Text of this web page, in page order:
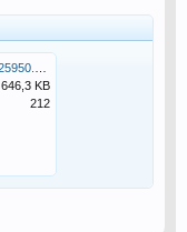
646,3 KB
212